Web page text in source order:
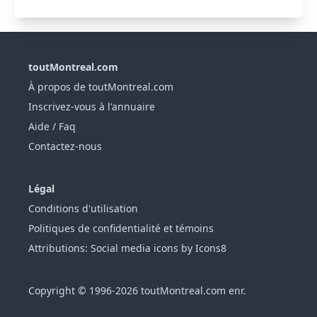
toutMontreal.com
À propos de toutMontreal.com
Inscrivez-vous à l'annuaire
Aide / Faq
Contactez-nous
Légal
Conditions d'utilisation
Politiques de confidentialité et témoins
Attributions: Social media icons by Icons8
Copyright © 1996-2026 toutMontreal.com enr.